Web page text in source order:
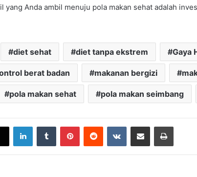
yang Anda ambil menuju pola makan sehat adalah
diet sehat diet tanpa ekstrem Gaya
berat badan makanan bergizi
pola makan sehat pola makan seimbang
LinkedInTumblr PinterestReddit VKontakteShare via Email Print